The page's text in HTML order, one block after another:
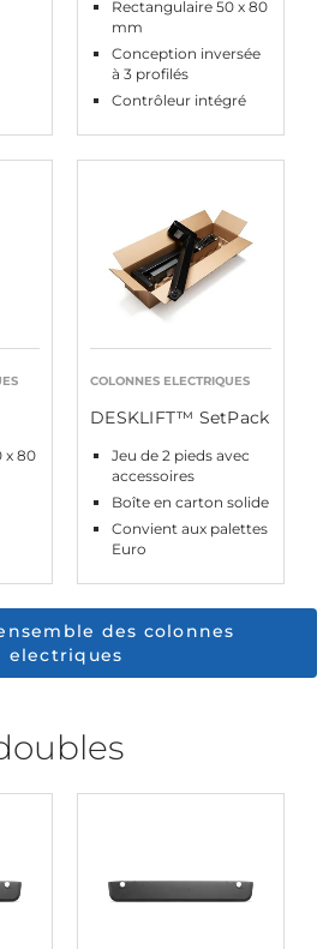
Rectangulaire 50 x 80
mm
Conception inversée
à 3 profilés
Contrôleur intégré
x 80
COLONNES ELECTRIQUES
DESKLIFT™ SetPack
Jeu de 2 pieds avec
accessoires
Boîte en carton solide
Convient aux palettes
Euro
des colonnes
electriques